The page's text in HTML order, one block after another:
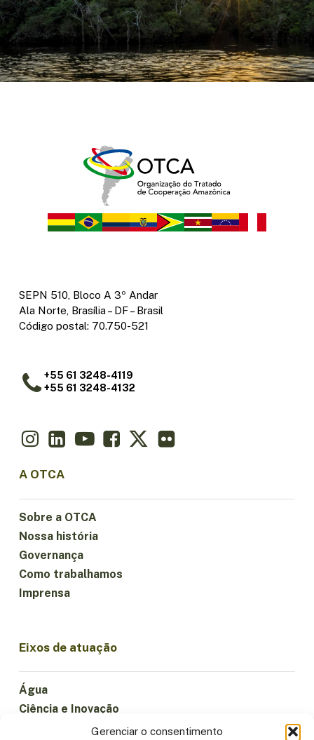
Gerenciar o consentimento
SEPN 510, Bloco A 3º Andar
Ala Norte, Brasília – DF – Brasil
Código postal: 70.750-521
+55 61 3248-4119
+55 61 3248-4132
A OTCA
Sobre a OTCA
Nossa história
Governança
Como trabalhamos
Imprensa
Eixos de atuação
Água
Ciência e Inovação